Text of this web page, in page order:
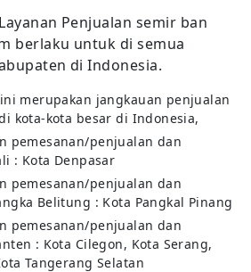
Penjualan semir ban
berlaku untuk di semua
di Indonesia.
merupakan jangkauan penjualan
kota-kota besar di Indonesia,
pemesanan/penjualan dan
: Kota Denpasar
pemesanan/penjualan dan
Belitung : Kota Pangkal Pinang
pemesanan/penjualan dan
: Kota Cilegon, Kota Serang,
Tangerang Selatan